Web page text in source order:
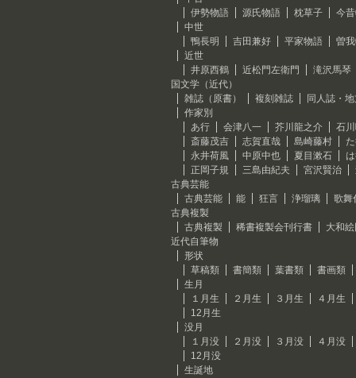
伊勢物語
源氏物語 枕草子
今
中世
鴨長明
吉田兼好 平家物語
曽
近世
井原西鶴
近松門左衛門
滝沢馬琴
国文学（近代）
雑誌（原書）
複刻雑誌
同人誌・
作家別
あ行
会津八一 芥川龍之介
石
斎藤茂吉
志賀直哉 島崎藤村
永井荷風
中原中也 夏目漱石
正岡子規
三島由紀夫 宮沢賢治
古典芸能
古典芸能
能 狂言 浄瑠璃
歌舞
古典複製
古典複製
稀書複製会刊行書
大和
近代自筆物
形状
草稿類
書簡類 葉書類
書画類
生月
１月生
２月生 ３月生
４月生
12月生
没月
１月没
２月没 ３月没
４月没
12月没
生誕地